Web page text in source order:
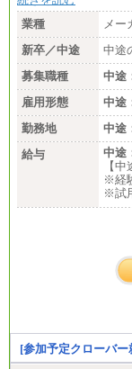
業種
メー
新卒／中途
中途
募集職種
中途
雇用形態
中途
勤務地
中途
給与
中途
【
※経
※試
[参加予定クローバ